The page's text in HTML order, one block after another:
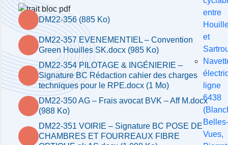
entre
et
ligne
6438
Belles-
Vues,
DM22-356 (885 Ko)
DM22-357 EVENEMENTIEL – Convention
Green Houilles SK.docx (985 Ko)
DM22-354 PILOTAGE & INGÉNIERIE –
Signature BC Rédaction cahier des charges
techniques pour le RPE.docx (1 Mo)
DM22-350 AG – Frais avocat BVK – Aff M.docx
(988 Ko)
DM22-351 VOIRIE – Signature BC POSE DE
CHAMBRES ET FOURREAUX FIBRE